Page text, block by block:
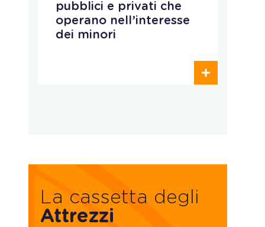
pubblici e privati che
operano nell’interesse
dei minori
La cassetta degli
Attrezzi